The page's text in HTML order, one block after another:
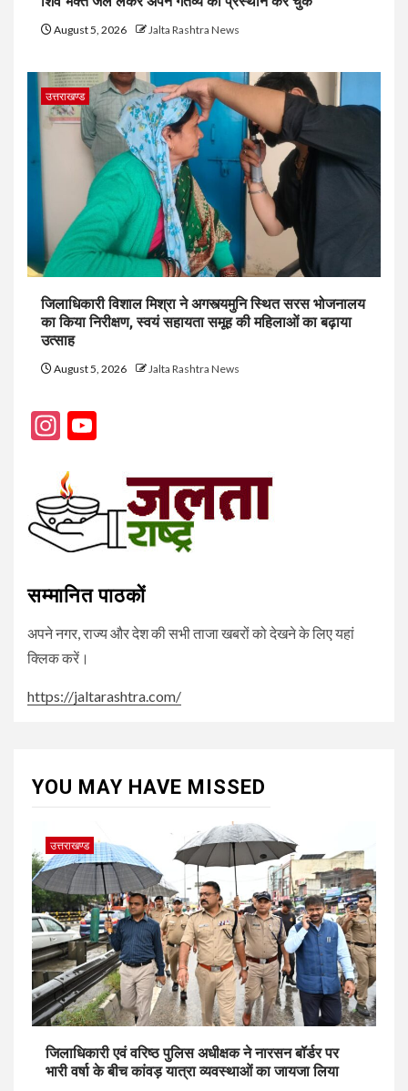
August 5, 2026 Jalta Rashtra News
उत्तराखण्ड
जिलाधिकारी विशाल मिश्रा ने अगस्त्यमुनि स्थित सरस भोजनालय
का किया निरीक्षण, स्वयं सहायता समूह की महिलाओं का बढ़ाया
उत्साह
August 5, 2026 Jalta Rashtra News
Instagram
सम्मानित पाठकों
अपने नगर, राज्य और देश की सभी ताजा खबरों को देखने के लिए यहां
क्लिक करें।
https://jaltarashtra.com/
YOU MAY HAVE MISSED
उत्तराखण्ड
जिलाधिकारी एवं वरिष्ठ पुलिस अधीक्षक ने नारसन बॉर्डर पर
भारी वर्षा के बीच कांवड़ यात्रा व्यवस्थाओं का जायजा लिया